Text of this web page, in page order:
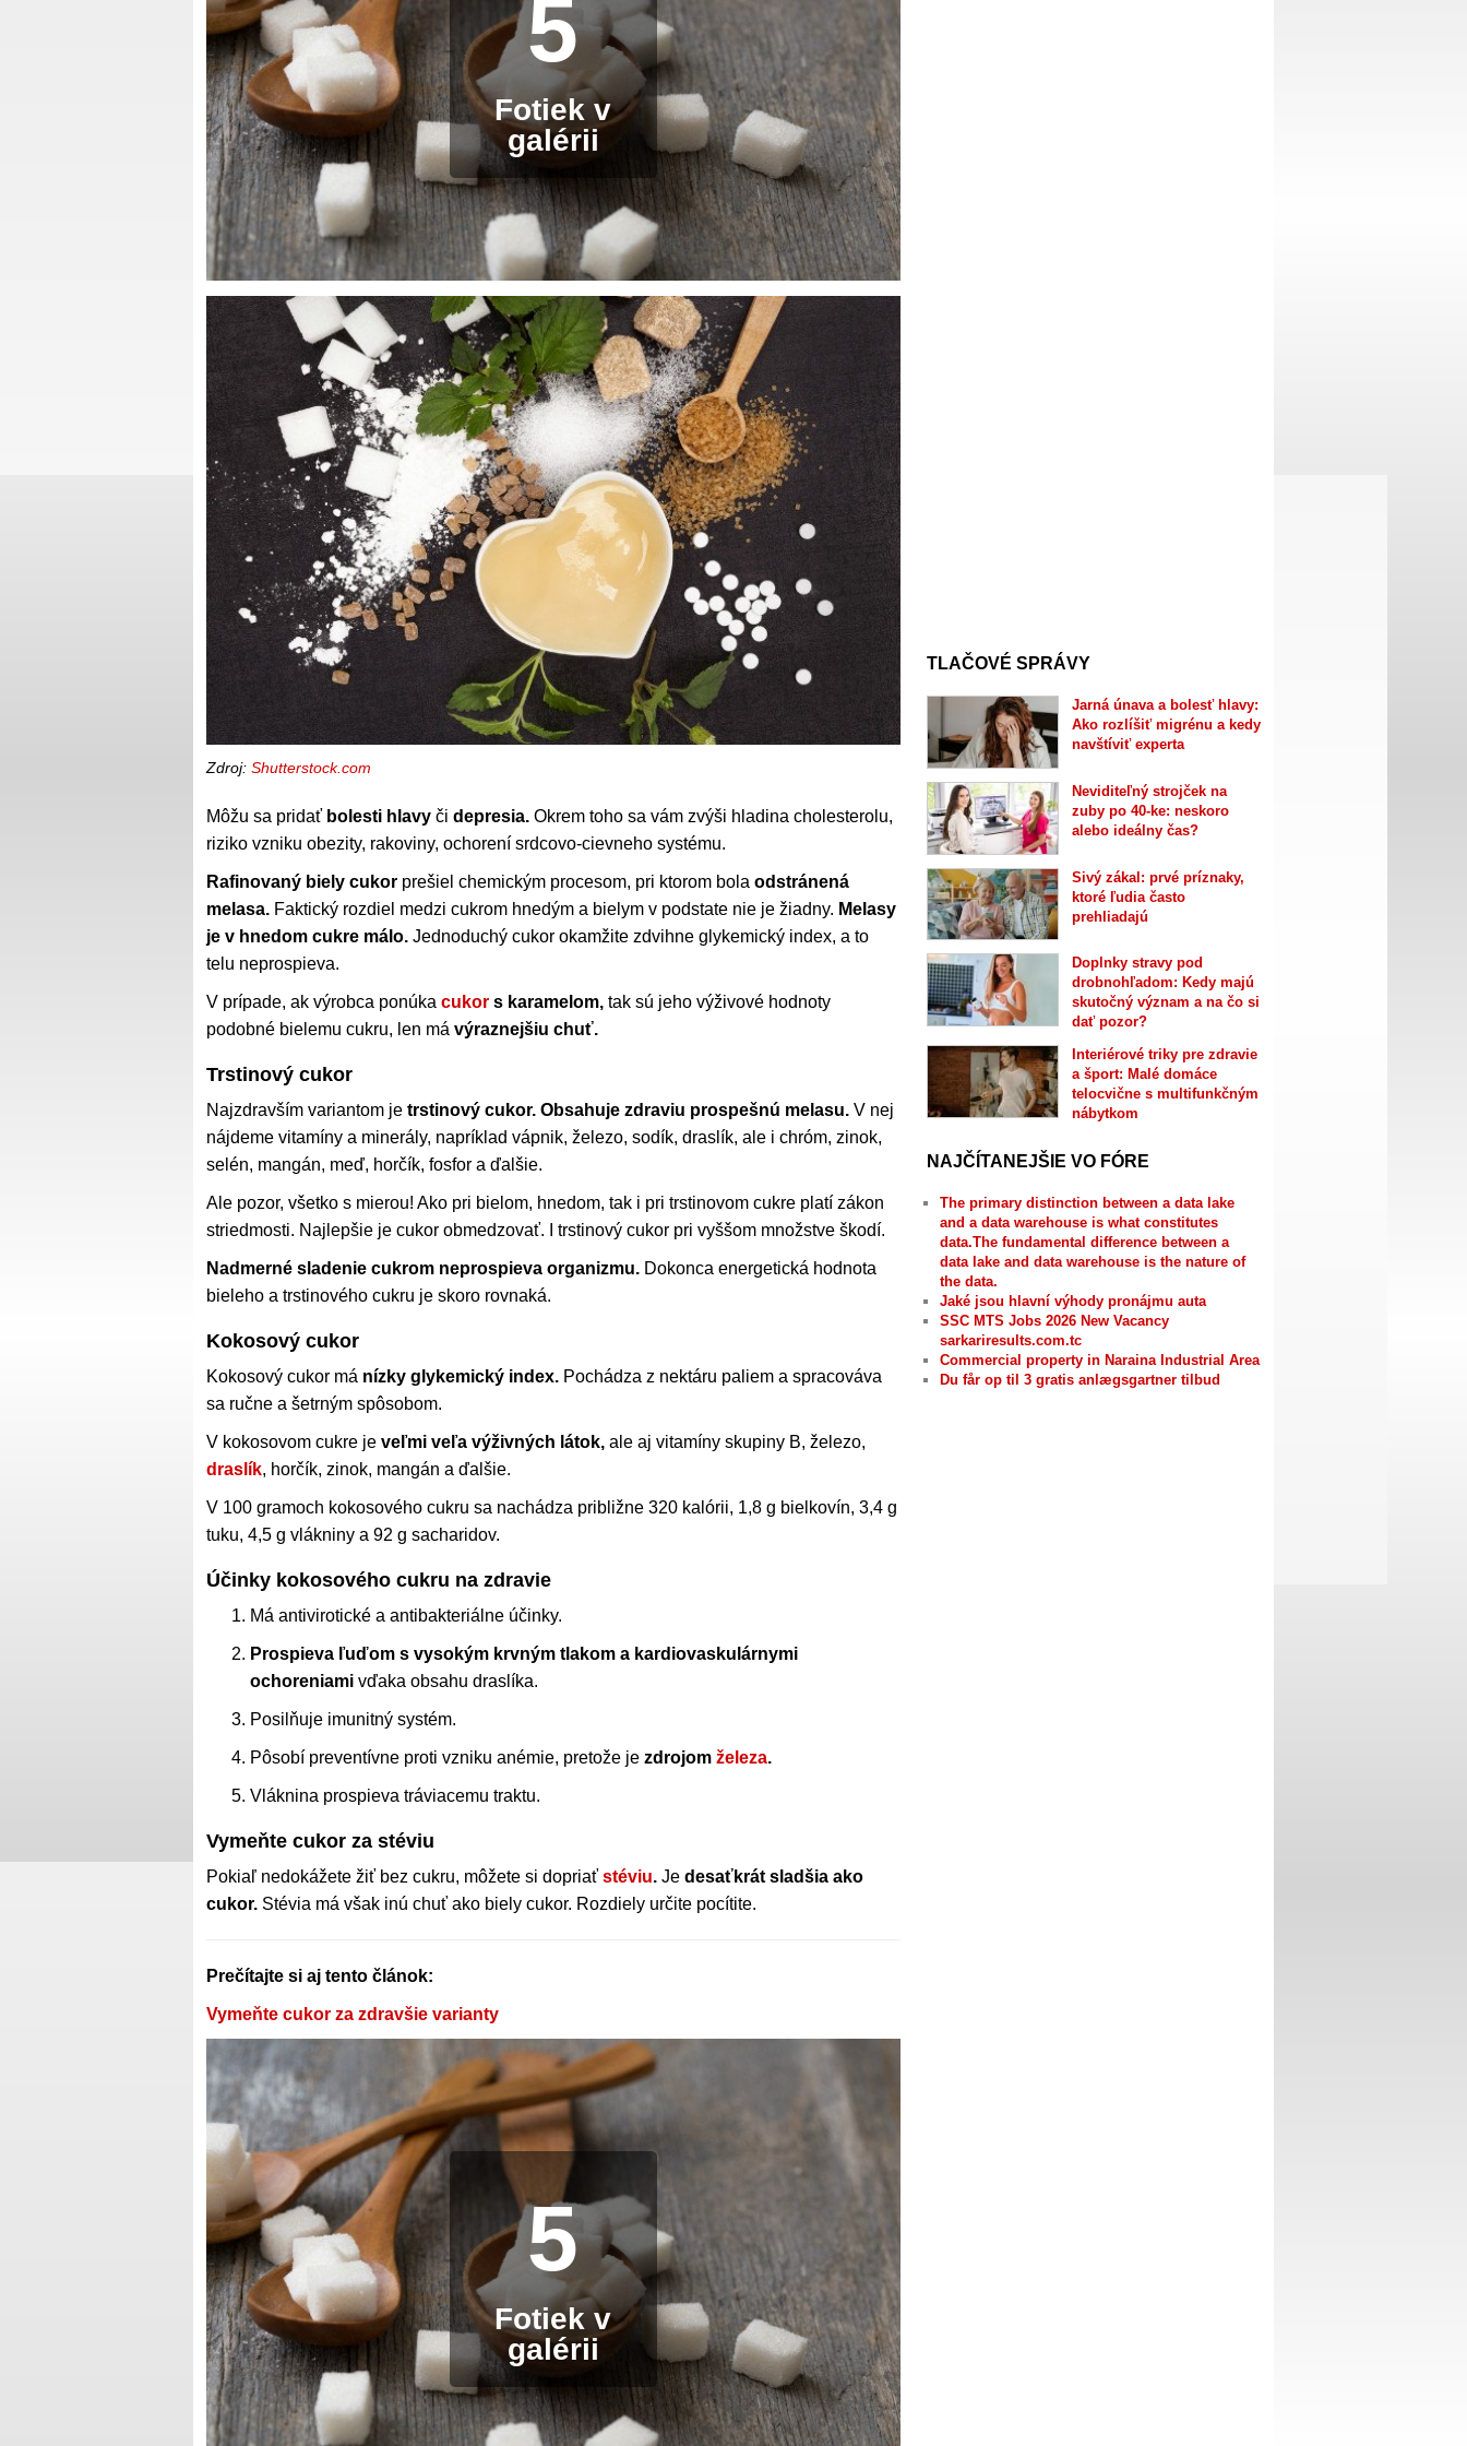
5
Fotiek v
galérii
Zdroj: Shutterstock.com
Môžu sa pridať bolesti hlavy či depresia. Okrem toho sa vám zvýši hladina cholesterolu,
riziko vzniku obezity, rakoviny, ochorení srdcovo-cievneho systému.
Rafinovaný biely cukor prešiel chemickým procesom, pri ktorom bola odstránená
melasa. Faktický rozdiel medzi cukrom hnedým a bielym v podstate nie je žiadny. Melasy
je v hnedom cukre málo. Jednoduchý cukor okamžite zdvihne glykemický index, a to
telu neprospieva.
V prípade, ak výrobca ponúka cukor s karamelom, tak sú jeho výživové hodnoty
podobné bielemu cukru, len má výraznejšiu chuť.
Trstinový cukor
Najzdravším variantom je trstinový cukor. Obsahuje zdraviu prospešnú melasu. V nej
nájdeme vitamíny a minerály, napríklad vápnik, železo, sodík, draslík, ale i chróm, zinok,
selén, mangán, meď, horčík, fosfor a ďalšie.
Ale pozor, všetko s mierou! Ako pri bielom, hnedom, tak i pri trstinovom cukre platí zákon
striedmosti. Najlepšie je cukor obmedzovať. I trstinový cukor pri vyššom množstve škodí.
Nadmerné sladenie cukrom neprospieva organizmu. Dokonca energetická hodnota
bieleho a trstinového cukru je skoro rovnaká.
Kokosový cukor
Kokosový cukor má nízky glykemický index. Pochádza z nektáru paliem a spracováva
sa ručne a šetrným spôsobom.
V kokosovom cukre je veľmi veľa výživných látok, ale aj vitamíny skupiny B, železo,
draslík, horčík, zinok, mangán a ďalšie.
V 100 gramoch kokosového cukru sa nachádza približne 320 kalórii, 1,8 g bielkovín, 3,4 g
tuku, 4,5 g vlákniny a 92 g sacharidov.
Účinky kokosového cukru na zdravie
Má antivirotické a antibakteriálne účinky.
Prospieva ľuďom s vysokým krvným tlakom a kardiovaskulárnymi
ochoreniami vďaka obsahu draslíka.
Posilňuje imunitný systém.
Pôsobí preventívne proti vzniku anémie, pretože je zdrojom železa.
Vláknina prospieva tráviacemu traktu.
Vymeňte cukor za stéviu
Pokiaľ nedokážete žiť bez cukru, môžete si dopriať stéviu. Je desaťkrát sladšia ako
cukor. Stévia má však inú chuť ako biely cukor. Rozdiely určite pocítite.
Prečítajte si aj tento článok:
Vymeňte cukor za zdravšie varianty
5
Fotiek v
galérii
TLAČOVÉ SPRÁVY
Jarná únava a bolesť hlavy:
Ako rozlíšiť migrénu a kedy
navštíviť experta
Neviditeľný strojček na
zuby po 40-ke: neskoro
alebo ideálny čas?
Sivý zákal: prvé príznaky,
ktoré ľudia často
prehliadajú
Doplnky stravy pod
drobnohľadom: Kedy majú
skutočný význam a na čo si
dať pozor?
Interiérové triky pre zdravie
a šport: Malé domáce
telocvične s multifunkčným
nábytkom
NAJČÍTANEJŠIE VO FÓRE
The primary distinction between a data lake
and a data warehouse is what constitutes
data.The fundamental difference between a
data lake and data warehouse is the nature of
the data.
Jaké jsou hlavní výhody pronájmu auta
SSC MTS Jobs 2026 New Vacancy
sarkariresults.com.tc
Commercial property in Naraina Industrial Area
Du får op til 3 gratis anlægsgartner tilbud